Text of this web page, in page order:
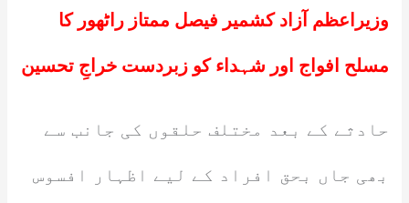
وزیراعظم آزاد کشمیر فیصل ممتاز راٹھور کا
مسلح افواج اور شہداء کو زبردست خراجِ تحسین
حادثے کے بعد مختلف حلقوں کی جانب سے
بھی جاں بحق افراد کے لیے اظہار افسوس